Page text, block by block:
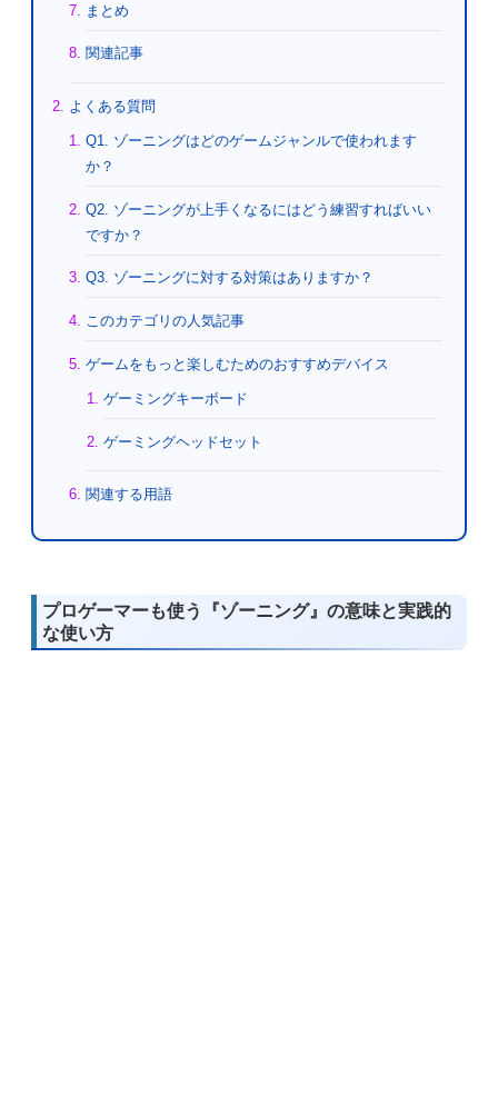
まとめ
関連記事
よくある質問
Q1. ゾーニングはどのゲームジャンルで使われます
か？
Q2. ゾーニングが上手くなるにはどう練習すればいい
ですか？
Q3. ゾーニングに対する対策はありますか？
このカテゴリの人気記事
ゲームをもっと楽しむためのおすすめデバイス
ゲーミングキーボード
ゲーミングヘッドセット
関連する用語
プロゲーマーも使う『ゾーニング』の意味と実践的
な使い方